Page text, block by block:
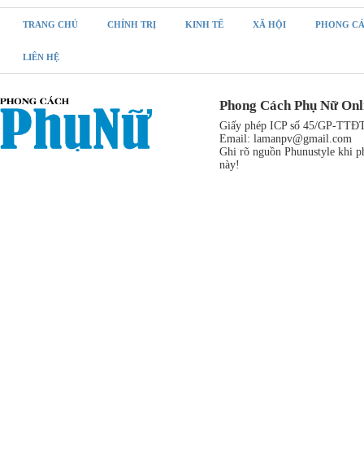
TRANG CHỦ CHÍNH TRỊ KINH TẾ XÃ HỘI PHONG
LIÊN HỆ
Phong Cách Phụ Nữ
Giấy phép ICP số 45/GP-
Email: lamanpv@gmail.com
Ghi rõ nguồn Phunustyle khi
này!